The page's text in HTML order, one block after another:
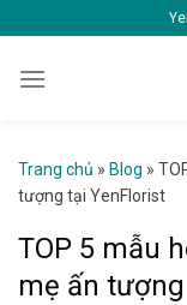
to
content
Trang chủ » Blog »
tượng tại YenFlorist
TOP 5 mẫu
mẹ ấn